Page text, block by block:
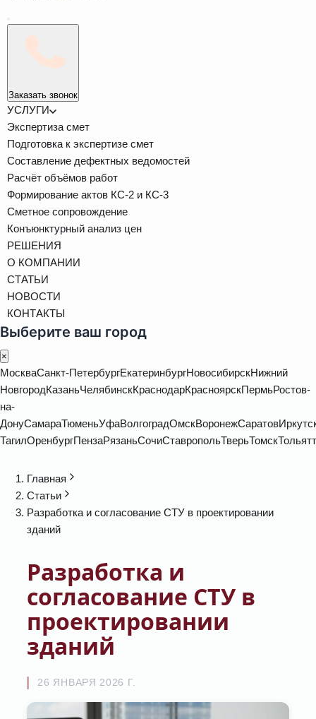
Заказать звонок
УСЛУГИ
Экспертиза смет
Подготовка к экспертизе смет
Составление дефектных ведомостей
Расчёт объёмов работ
Формирование актов КС-2 и КС-3
Сметное сопровождение
Конъюнктурный анализ цен
РЕШЕНИЯ
О КОМПАНИИ
СТАТЬИ
НОВОСТИ
КОНТАКТЫ
Выберите ваш город
×
МоскваСанкт-ПетербургЕкатеринбургНовосибирскНижний
НовгородКазаньЧелябинскКраснодарКрасноярскПермьРостов-
на-
ДонуСамараТюменьУфаВолгоградОмскВоронежСаратов
ТагилОренбургПензаРязаньСочиСтавропольТверьТомск
Главная
Статьи
Разработка и согласование СТУ в проектировании
зданий
Разработка и
согласование СТУ в
проектировании
зданий
26 ЯНВАРЯ 2026 Г.